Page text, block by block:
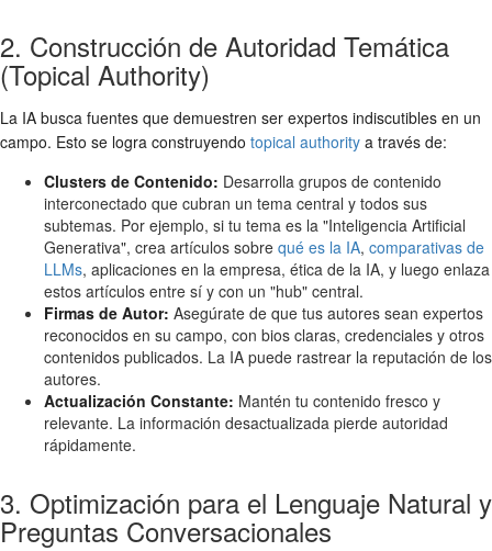
2. Construcción de Autoridad Temática
(Topical Authority)
La IA busca fuentes que demuestren ser expertos indiscutibles en un
campo. Esto se logra construyendo topical authority a través de:
Clusters de Contenido: Desarrolla grupos de contenido
interconectado que cubran un tema central y todos sus
subtemas. Por ejemplo, si tu tema es la "Inteligencia Artificial
Generativa", crea artículos sobre qué es la IA, comparativas de
LLMs, aplicaciones en la empresa, ética de la IA, y luego enlaza
estos artículos entre sí y con un "hub" central.
Firmas de Autor: Asegúrate de que tus autores sean expertos
reconocidos en su campo, con bios claras, credenciales y otros
contenidos publicados. La IA puede rastrear la reputación de los
autores.
Actualización Constante: Mantén tu contenido fresco y
relevante. La información desactualizada pierde autoridad
rápidamente.
3. Optimización para el Lenguaje Natural y
Preguntas Conversacionales